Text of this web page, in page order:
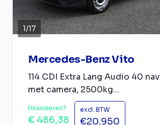
1/17
Mercedes-Benz Vito
114 CDI Extra Lang Audio 40
met camera, 2500kg...
Financieren?
€ 486,38
excl. BTW
€20.950